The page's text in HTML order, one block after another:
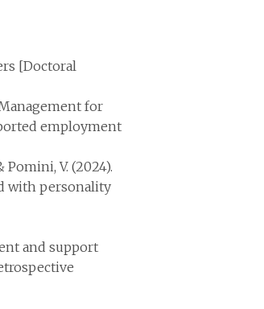
[Doctoral
Management for
employment
Pomini, V. (2024).
with personality
and support